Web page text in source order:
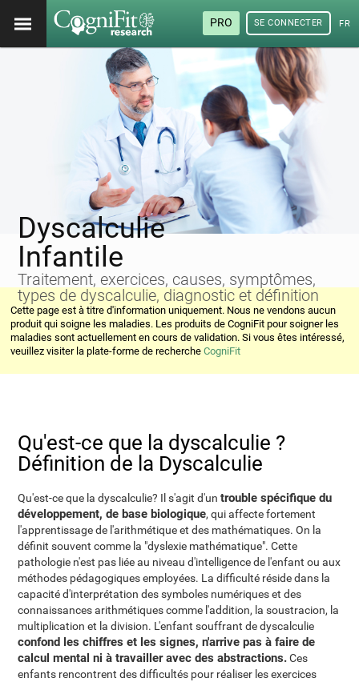
PRO SE CONNECTER
Dyscalculie
Infantile
Traitement, exercices, causes, symptômes,
types de dyscalculie, diagnostic et définition
Cette page est à titre d'information uniquement. Nous ne vendons aucun
produit qui soigne les maladies. Les produits de CogniFit pour soigner les
maladies sont actuellement en cours de validation. Si vous êtes intéressé,
veuillez visiter la plate-forme de rechercheCogniFit
Qu'est-ce que la dyscalculie ?
Définition de la Dyscalculie
Qu'est-ce que la dyscalculie? Il s'agit d'untrouble spécifique du
développement, de base biologique, qui affecte fortement
l'apprentissage de l'arithmétique et des mathématiques. On la
définit souvent comme la "dyslexie mathématique". Cette
pathologie n'est pas liée au niveau d'intelligence de l'enfant ou aux
méthodes pédagogiques employées. La difficulté réside dans la
capacité d'interprétation des symboles numériques et des
connaissances arithmétiques comme l'addition, la soustracion, la
multiplication et la division. L'enfant souffrant de dyscalculie
confond les chiffres et les signes, n'arrive pas à faire de
calcul mental ni à travailler avec des abstractions.Ces
enfants rencontrent des difficultés pour réaliser les exercices